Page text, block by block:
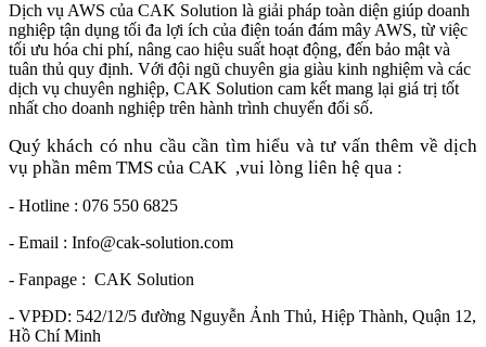
Dịch vụ AWS của CAK Solution là giải pháp toàn diện giúp doanh
nghiệp tận dụng tối đa lợi ích của điện toán đám mây AWS, từ việc
tối ưu hóa chi phí, nâng cao hiệu suất hoạt động, đến bảo mật và
tuân thủ quy định. Với đội ngũ chuyên gia giàu kinh nghiệm và các
dịch vụ chuyên nghiệp, CAK Solution cam kết mang lại giá trị tốt
nhất cho doanh nghiệp trên hành trình chuyển đổi số.
Quý khách có nhu cầu cần tìm hiểu và tư vấn thêm về dịch
vụ phần mêm TMS của CAK ,vui lòng liên hệ qua :
- Hotline : 076 550 6825
- Email : Info@cak-solution.com
- Fanpage : CAK Solution
- VPĐD: 542/12/5 đường Nguyễn Ảnh Thủ, Hiệp Thành, Quận 12,
Hồ Chí Minh